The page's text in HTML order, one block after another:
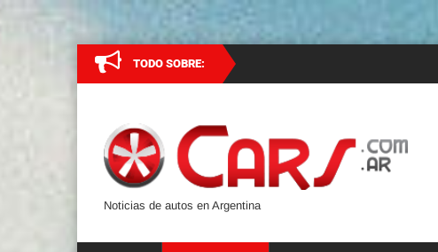
TODO SOBRE:
Noticias de autos en Argentina